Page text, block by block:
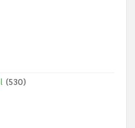
(530)